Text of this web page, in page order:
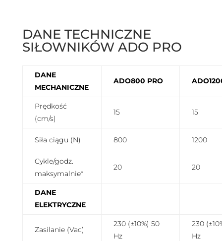
DANE TECHNICZNE
SIŁOWNIKÓW ADO PRO
DANE
MECHANICZNE
ADO800 PRO
Prędkość
(cm/s)
15 15
Siła ciągu (N) 800 1200
Cykle/godz.
maksymalnie*
20 20
DANE
ELEKTRYCZNE
Zasilanie (Vac)
230 (±10%) 50
Hz
230
Hz